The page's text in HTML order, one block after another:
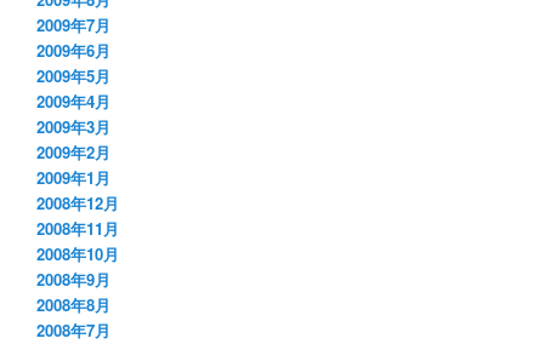
2009年7月
2009年6月
2009年5月
2009年4月
2009年3月
2009年2月
2009年1月
2008年12月
2008年11月
2008年10月
2008年9月
2008年8月
2008年7月